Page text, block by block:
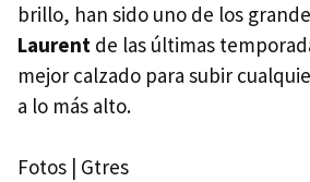
brillo, han sido uno de los
Laurent de las últimas
mejor calzado para subir
a lo más alto.
Fotos | Gtres